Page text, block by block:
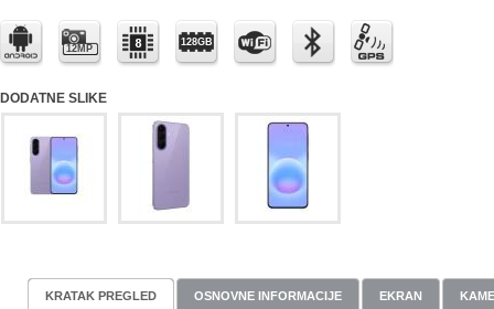
12MP
128GB
DODATNE SLIKE
KRATAK PREGLED OSNOVNE INFORMACIJE EKRAN